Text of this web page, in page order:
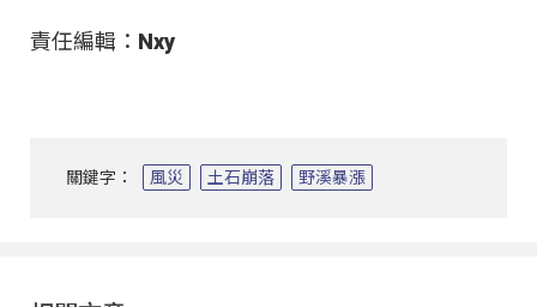
責任編輯：Nxy
關鍵字： 風災 土石崩落 野溪暴漲